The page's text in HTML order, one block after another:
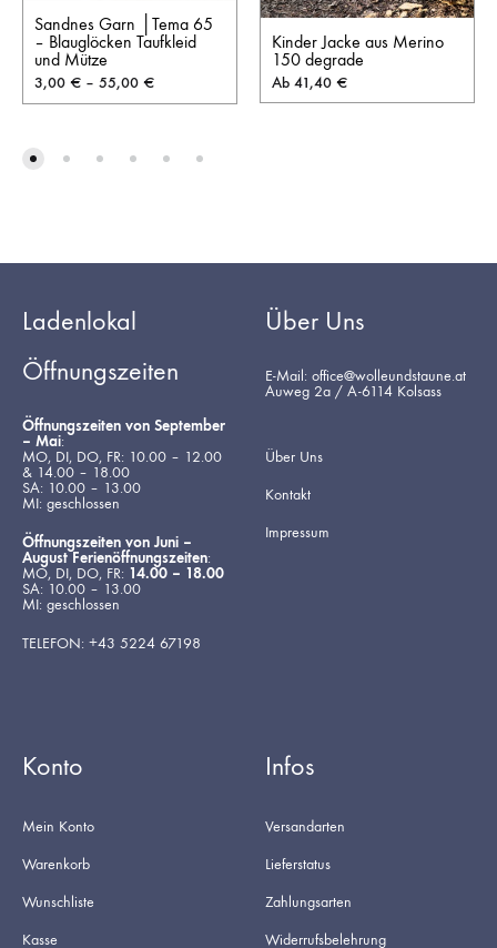
Sandnes Garn │Tema 65
– Blauglöcken Taufkleid
und Mütze
3,00 € – 55,00 €
Kinder Jacke aus Merino
150 degrade
Ab 41,40 €
Ladenlokal
Öffnungszeiten
Öffnungszeiten von September
– Mai:
MO, DI, DO, FR: 10.00 – 12.00
& 14.00 – 18.00
SA: 10.00 – 13.00
MI: geschlossen
Öffnungszeiten von Juni –
August Ferienöffnungszeiten:
MO, DI, DO, FR: 14.00 – 18.00
SA: 10.00 – 13.00
MI: geschlossen
TELEFON: +43 5224 67198
Über Uns
E-Mail: office@wolleundstaune.at
Auweg 2a / A-6114 Kolsass
Über Uns
Kontakt
Impressum
Konto
Mein Konto
Warenkorb
Wunschliste
Kasse
Infos
Versandarten
Lieferstatus
Zahlungsarten
Widerrufsbelehrung